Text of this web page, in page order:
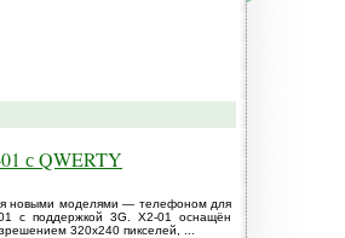
с QWERTY
новыми моделями — телефоном для
с поддержкой 3G. X2-01 оснащён
320x240 пикселей, ...